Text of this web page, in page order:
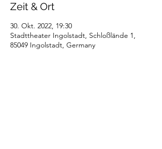
Zeit & Ort
30. Okt. 2022, 19:30
Stadttheater Ingolstadt, Schloßlände 1,
85049 Ingolstadt, Germany